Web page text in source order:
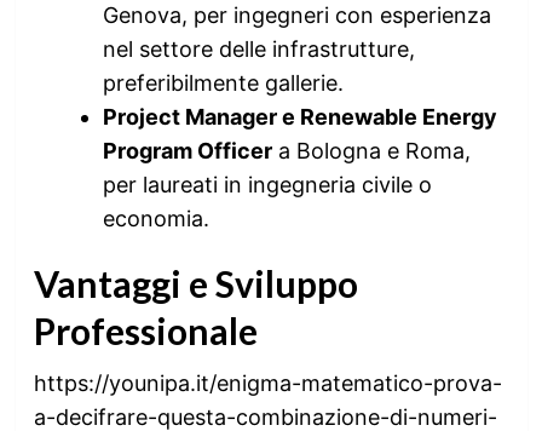
Genova, per ingegneri con esperienza
nel settore delle infrastrutture,
preferibilmente gallerie.
Project Manager e Renewable Energy
Program Officera Bologna e Roma,
per laureati in ingegneria civile o
economia.
Vantaggi e Sviluppo
Professionale
https://younipa.it/enigma-matematico-prova-
a-decifrare-questa-combinazione-di-numeri-